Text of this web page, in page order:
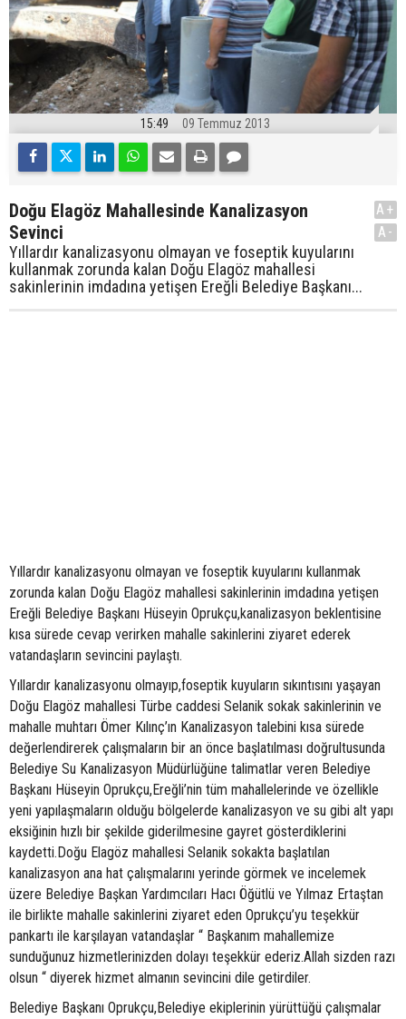
15:49 09 Temmuz 2013
Doğu Elagöz Mahallesinde Kanalizasyon
Sevinci
Yıllardır kanalizasyonu olmayan ve foseptik kuyularını
kullanmak zorunda kalan Doğu Elagöz mahallesi
sakinlerinin imdadına yetişen Ereğli Belediye Başkanı...
A+
A-
Yıllardır kanalizasyonu olmayan ve foseptik kuyularını kullanmak
zorunda kalan Doğu Elagöz mahallesi sakinlerinin imdadına yetişen
Ereğli Belediye Başkanı Hüseyin Oprukçu,kanalizasyon beklentisine
kısa sürede cevap verirken mahalle sakinlerini ziyaret ederek
vatandaşların sevincini paylaştı.
Yıllardır kanalizasyonu olmayıp,foseptik kuyuların sıkıntısını yaşayan
Doğu Elagöz mahallesi Türbe caddesi Selanik sokak sakinlerinin ve
mahalle muhtarı Ömer Kılınç’ın Kanalizasyon talebini kısa sürede
değerlendirerek çalışmaların bir an önce başlatılması doğrultusunda
Belediye Su Kanalizasyon Müdürlüğüne talimatlar veren Belediye
Başkanı Hüseyin Oprukçu,Ereğli’nin tüm mahallelerinde ve özellikle
yeni yapılaşmaların olduğu bölgelerde kanalizasyon ve su gibi alt yapı
eksiğinin hızlı bir şekilde giderilmesine gayret gösterdiklerini
kaydetti.Doğu Elagöz mahallesi Selanik sokakta başlatılan
kanalizasyon ana hat çalışmalarını yerinde görmek ve incelemek
üzere Belediye Başkan Yardımcıları Hacı Öğütlü ve Yılmaz Ertaştan
ile birlikte mahalle sakinlerini ziyaret eden Oprukçu’yu teşekkür
pankartı ile karşılayan vatandaşlar “ Başkanım mahallemize
sunduğunuz hizmetlerinizden dolayı teşekkür ederiz.Allah sizden razı
olsun “ diyerek hizmet almanın sevincini dile getirdiler.
Belediye Başkanı Oprukçu,Belediye ekiplerinin yürüttüğü çalışmalar